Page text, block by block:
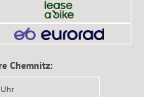
Chemnitz: